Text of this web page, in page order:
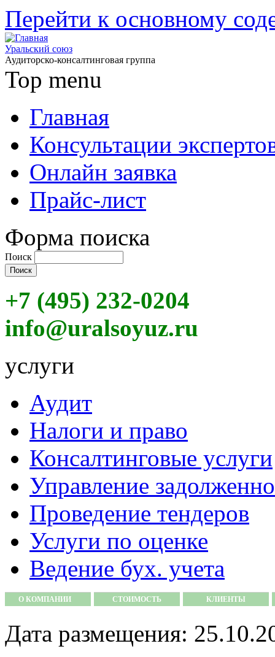
Перейти к основному
Уральский союз
Аудиторско-консалтинговая группа
Top menu
Главная
Консультации
Онлайн заявка
Прайс-лист
Форма поиска
Поиск
+7 (495) 232-0204
info@uralsoyuz.ru
услуги
Аудит
Налоги и право
Консалтинговые услуги
Управление
Проведение тендеров
Услуги по оценке
Ведение бух. учета
О КОМПАНИИ СТОИМОСТЬ КЛИЕНТЫ
Дата размещения: